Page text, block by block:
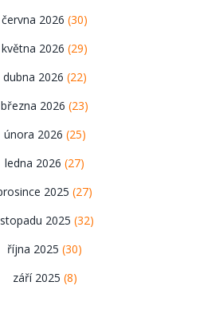
června 2026 (30)
května 2026 (29)
dubna 2026 (22)
března 2026 (23)
února 2026 (25)
ledna 2026 (27)
2025 (27)
2025 (32)
října 2025 (30)
září 2025 (8)